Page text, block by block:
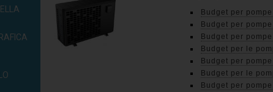
Budget per
Budget per
Budget per
Budget per le
Budget per
Budget per le
Budget per